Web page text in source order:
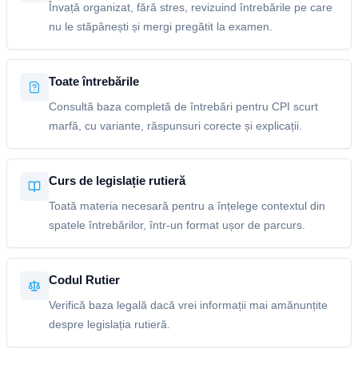
Învață organizat, fără stres, revizuind întrebările pe care
nu le stăpânești și mergi pregătit la examen.
Toate întrebările
Consultă baza completă de întrebări pentru CPI scurt
marfă, cu variante, răspunsuri corecte și explicații.
Curs de legislație rutieră
Toată materia necesară pentru a înțelege contextul din
spatele întrebărilor, într-un format ușor de parcurs.
Codul Rutier
Verifică baza legală dacă vrei informații mai amănunțite
despre legislația rutieră.